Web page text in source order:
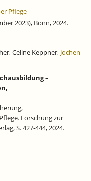
Pflege
2023), Bonn, 2024.
Celine Keppner, Jochen
–
Forschung zur
S. 427-444, 2024.